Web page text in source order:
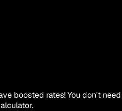
boosted rates! You don't need